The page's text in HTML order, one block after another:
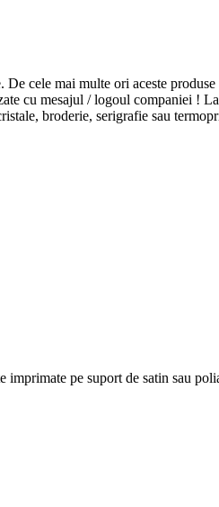
cele mai multe ori aceste
cu mesajul / logoul companiei !
broderie, serigrafie sau
pe suport de satin sau